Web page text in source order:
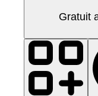
Gratuit